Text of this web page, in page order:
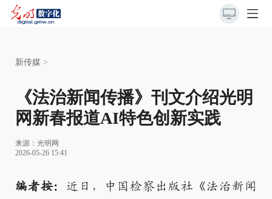
新传媒 >
《法治新闻传播》刊文介绍光明
网新春报道AI特色创新实践
来源： 光明网
2026-05-26 15:41
编者按： 近日，中国检察出版社 《法治新闻